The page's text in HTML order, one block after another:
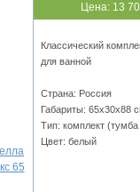
Цена: 13
Классический
для ванной
Страна: Россия
Габариты: 65х30х88
Тип: комплект (тумба
Цвет: белый